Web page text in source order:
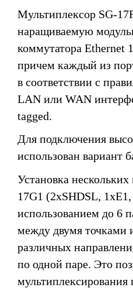
Мультиплексор SG-
наращиваемую
коммутатора Ethernet
причем каждый из
в соответствии с
LAN или WAN
tagged.
Для подключения
использован вариант
Установка
17G1 (2xSHDSL,
использованием до 6
между двумя точками
различных
по одной паре. Это
мультиплексирования